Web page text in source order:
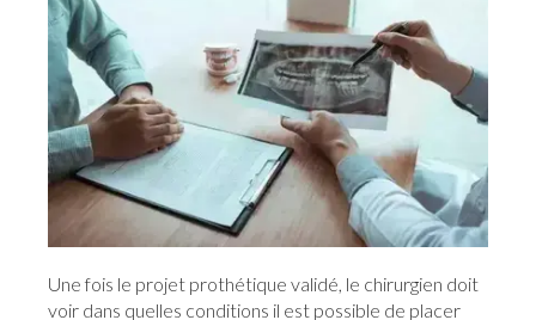
Une fois le projet prothétique validé, le chirurgien doit
voir dans quelles conditions il est possible de placer